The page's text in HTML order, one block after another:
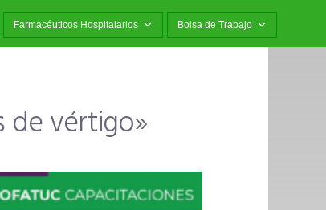
Farmacéuticos Hospitalarios Bolsa de Trabajo
de vértigo»